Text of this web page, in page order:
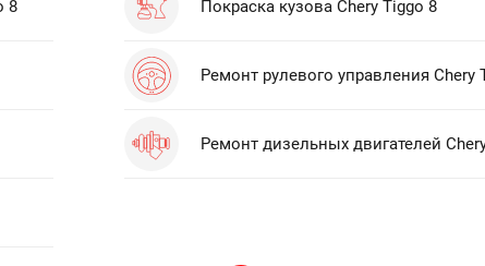
8 Покраска кузова Chery Tiggo 8
Ремонт рулевого управления Chery
Ремонт дизельных двигателей